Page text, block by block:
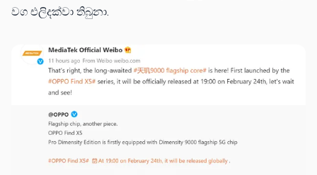
වග එලිදක්වා තිබුනා.